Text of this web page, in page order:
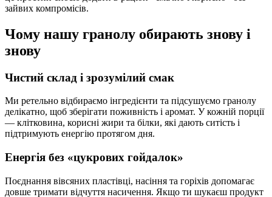
зайвих компромісів.
Чому нашу гранолу обирають знову і
знову
Чистий склад і зрозумілий смак
Ми ретельно відбираємо інгредієнти та підсушуємо гранолу
делікатно, щоб зберігати поживність і аромат. У кожній порції
— клітковина, корисні жири та білки, які дають ситість і
підтримують енергію протягом дня.
Енергія без «цукрових гойдалок»
Поєднання вівсяних пластівці, насіння та горіхів допомагає
довше тримати відчуття насичення. Якщо ти шукаєш продукт